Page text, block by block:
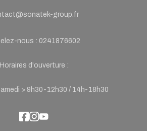
group.fr
nous : 0241876602
Horaires d'ouverture :
> 9h30-12h30 / 14h-18h30